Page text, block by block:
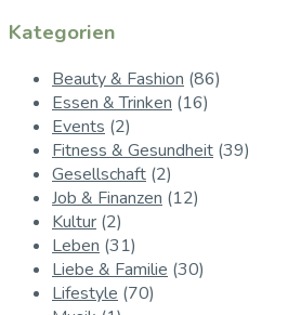
Kategorien
Beauty & Fashion (86)
Essen & Trinken (16)
Events (2)
Fitness & Gesundheit (39)
Gesellschaft (2)
Job & Finanzen (12)
Kultur (2)
Leben (31)
Liebe & Familie (30)
Lifestyle (70)